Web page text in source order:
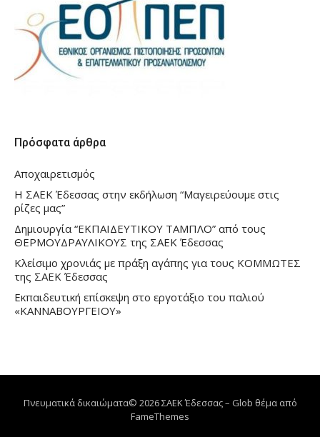
Πρόσφατα άρθρα
Αποχαιρετισμός
Η ΣΑΕΚ Έδεσσας στην εκδήλωση “Μαγειρεύουμε στις
ρίζες μας”
Δημιουργία “ΕΚΠΑΙΔΕΥΤΙΚΟΥ ΤΑΜΠΛΟ” από τους
ΘΕΡΜΟΥΔΡΑΥΛΙΚΟΥΣ της ΣΑΕΚ Έδεσσας
Κλείσιμο χρονιάς με πράξη αγάπης για τους ΚΟΜΜΩΤΕΣ
της ΣΑΕΚ Έδεσσας
Εκπαιδευτική επίσκεψη στο εργοτάξιο του παλιού
«ΚΑΝΝΑΒΟΥΡΓΕΙΟΥ»
Πνευματικά δικαιώματα© 2026 ΣΑΕΚ Έδεσσας– Glob θέμα από
FameThemes